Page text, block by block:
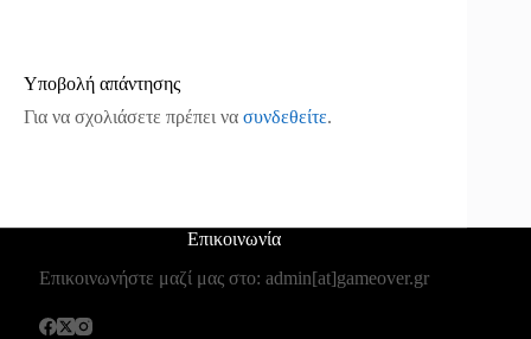
Υποβολή απάντησης
Για να σχολιάσετε πρέπει να συνδεθείτε.
Επικοινωνία
Επικοινωνήστε μαζί μας στο: admin[at]gameover.gr